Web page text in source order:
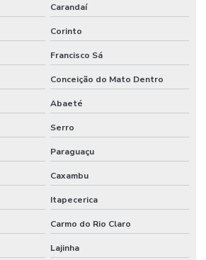
elétricos corporativos
elétricos industriais
e terceirização
limpeza
Carandaí
Corinto
Francisco Sá
Conceição do Mato Dentro
Abaeté
Serro
Paraguaçu
Caxambu
Itapecerica
Carmo do Rio Claro
Lajinha